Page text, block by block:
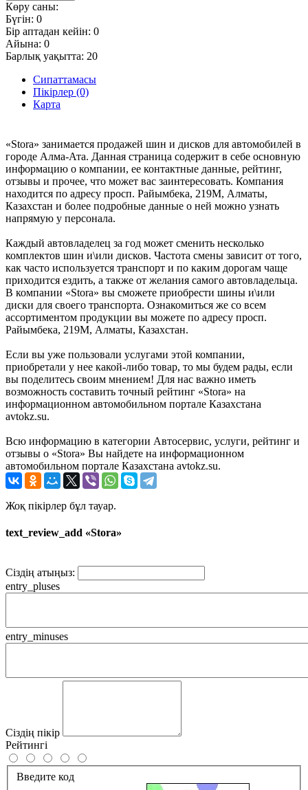
Көру саны:
Бүгін: 0
Бір аптадан кейін: 0
Айына: 0
Барлық уақытта: 20
Сипаттамасы
Пікірлер (0)
Карта
«Stora» занимается продажей шин и дисков для автомобилей в
городе Алма-Ата. Данная страница содержит в себе основную
информацию о компании, ее контактные данные, рейтинг,
отзывы и прочее, что может вас заинтересовать. Компания
находится по адресу просп. Райымбека, 219М, Алматы,
Казахстан и более подробные данные о ней можно узнать
напрямую у персонала.
Каждый автовладелец за год может сменить несколько
комплектов шин и\или дисков. Частота смены зависит от того,
как часто используется транспорт и по каким дорогам чаще
приходится ездить, а также от желания самого автовладельца.
В компании «Stora» вы сможете приобрести шины и\или
диски для своего транспорта. Ознакомиться же со всем
ассортиментом продукции вы можете по адресу просп.
Райымбека, 219М, Алматы, Казахстан.
Если вы уже пользовали услугами этой компании,
приобретали у нее какой-либо товар, то мы будем рады, если
вы поделитесь своим мнением! Для нас важно иметь
возможность составить точный рейтинг «Stora» на
информационном автомобильном портале Казахстана
avtokz.su.
Всю информацию в категории Автосервис, услуги, рейтинг и
отзывы о «Stora» Вы найдете на информационном
автомобильном портале Казахстана avtokz.su.
Жоқ пікірлер бұл тауар.
text_review_add «Stora»
Сіздің атыңыз:
entry_pluses
entry_minuses
Сіздің пікір
Рейтингі
Введите код